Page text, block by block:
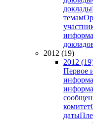
доклады
темам
2012 (19)
2012
Первое
комитет
даты